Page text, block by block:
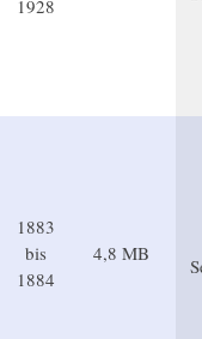
1928
1883
bis
1884
4,8 MB